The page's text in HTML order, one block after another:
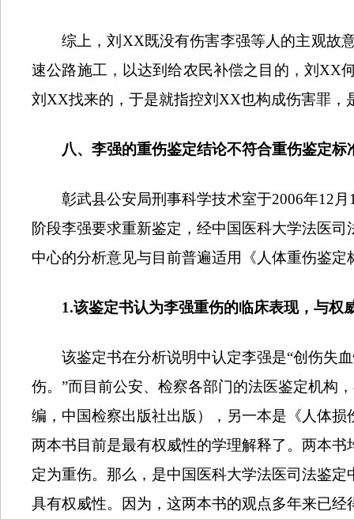
综上，刘 XX既没有伤害李强等人的主观故
速公路施工，以达到给农民补偿之目的，刘 XX
刘 XX找来的，于是就指控刘 XX也构成伤害罪，
八、李强的重伤鉴定结论不符合重伤鉴定
彰武县公安局刑事科学技术室于2006年12 月
阶段李强要求重新鉴定，经中国医科大学法医司
中心的分析意见与目前普遍适用《人体重伤鉴
1.该鉴定书认为李强重伤的临床表现，与权
该鉴定书在分析说明中认定李强是“创伤失
伤。”而目前公安、检察各部门的法医鉴定机构
编，中国检察出版社出版），另一本是《人体
两本书目前是最有权威性的学理解释了。两本书
定为重伤。那么，是中国医科大学法医司法鉴
具有权威性。因为，这两本书的观点多年来已